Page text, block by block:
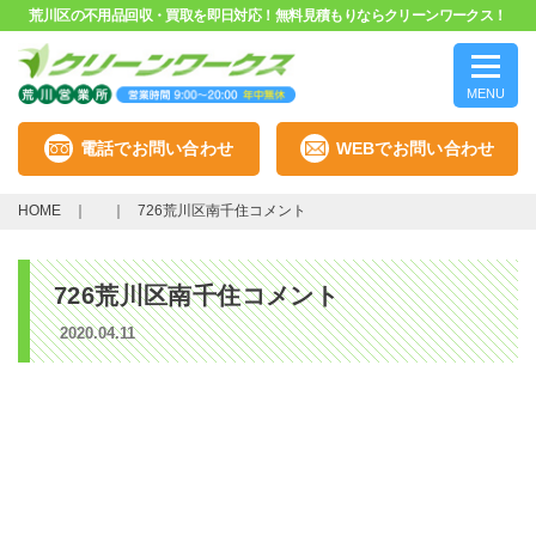
荒川区の不用品回収・買取を即日対応！無料見積もりならクリーンワークス！
MENU
電話でお問い合わせ WEBでお問い合わせ
HOME 726荒川区南千住コメント
726荒川区南千住コメント
2020.04.11